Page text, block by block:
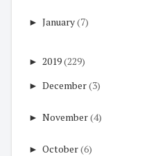
► January(7)
► 2019(229)
► December(3)
► November(4)
► October(6)